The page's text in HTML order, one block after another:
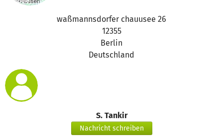
waßmannsdorfer chauusee 26
12355
Berlin
Deutschland
S. Tankir
Nachricht schreiben